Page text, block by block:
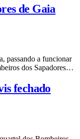
de Gaia
passando a funcionar
dos Sapadores…
fechado